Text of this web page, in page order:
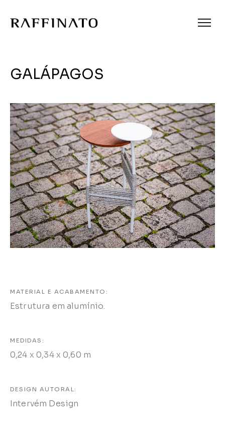
GALÁPAGOS
MATERIAL E ACABAMENTO:
Estrutura em alumínio.
MEDIDAS:
0,24 x 0,34 x 0,60 m
DESIGN AUTORAL:
Intervém Design